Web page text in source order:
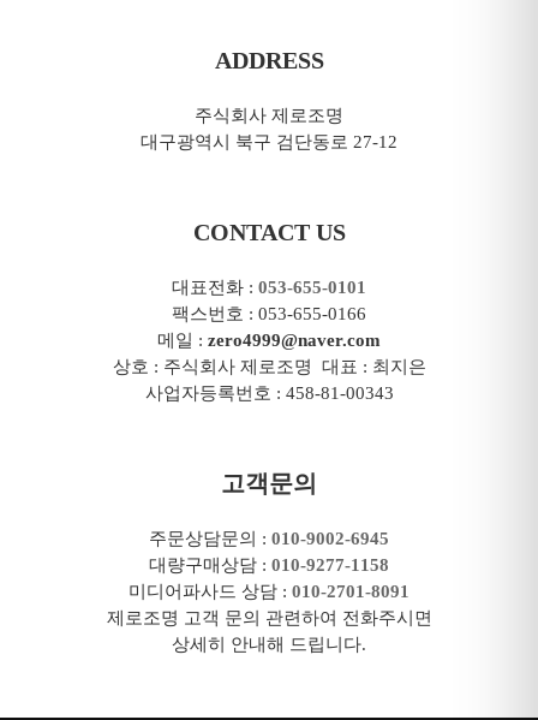
ADDRESS
주식회사 제로조명
대구광역시 북구 검단동로 27-12
CONTACT US
대표전화 : 053-655-0101
팩스번호 : 053-655-0166
메일 : zero4999@naver.com
상호 : 주식회사 제로조명 대표 : 최지은
사업자등록번호 : 458-81-00343
고객문의
주문상담문의 : 010-9002-6945
대량구매상담 : 010-9277-1158
미디어파사드 상담 : 010-2701-8091
제로조명 고객 문의 관련하여 전화주시면
상세히 안내해 드립니다.